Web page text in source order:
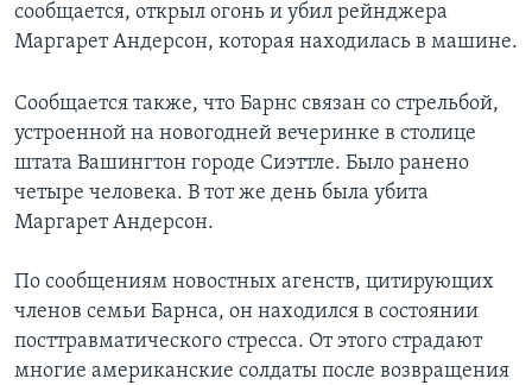
сообщается, открыл огонь и убил рейнджера
Маргарет Андерсон, которая находилась в машине.
Сообщается также, что Барнс связан со стрельбой,
устроенной на новогодней вечеринке в столице
штата Вашингтон городе Сиэттле. Было ранено
четыре человека. В тот же день была убита
Маргарет Андерсон.
По сообщениям новостных агенств, цитирующих
членов семьи Барнса, он находился в состоянии
посттравматического стресса. От этого страдают
многие американские солдаты после возвращения